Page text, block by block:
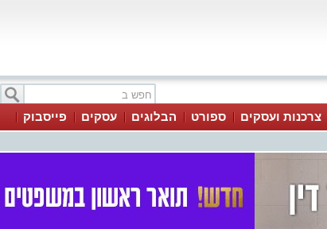
צרכנות ועסקים ספורט הבלוגים עסקים
פייסבוק